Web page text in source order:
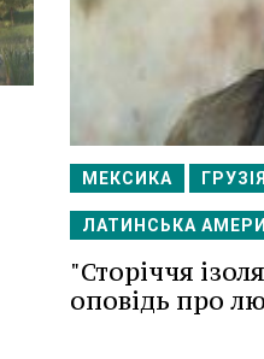
МЕКСИКА
ЛАТИНСЬКА
"Сторіччя
оповідь про